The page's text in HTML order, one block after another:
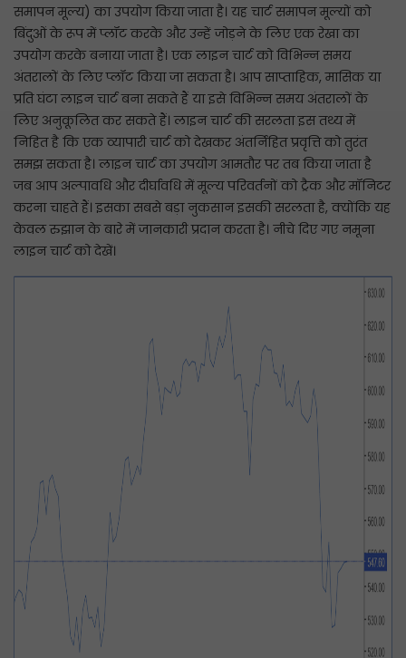
समापन मूल्य) का उपयोग किया जाता है। यह चार्ट समापन मूल्यों को
बिंदुओं के रूप में प्लॉट करके और उन्हें जोड़ने के लिए एक रेखा का
उपयोग करके बनाया जाता है। एक लाइन चार्ट को विभिन्न समय
अंतरालों के लिए प्लॉट किया जा सकता है। आप साप्ताहिक, मासिक या
प्रति घंटा लाइन चार्ट बना सकते हैं या इसे विभिन्न समय अंतरालों के
लिए अनुकूलित कर सकते हैं। लाइन चार्ट की सरलता इस तथ्य में
निहित है कि एक व्यापारी चार्ट को देखकर अंतर्निहित प्रवृत्ति को तुरंत
समझ सकता है। लाइन चार्ट का उपयोग आमतौर पर तब किया जाता है
जब आप अल्पावधि और दीर्घावधि में मूल्य परिवर्तनों को ट्रैक और मॉनिटर
करना चाहते हैं। इसका सबसे बड़ा नुकसान इसकी सरलता है, क्योंकि यह
केवल रुझान के बारे में जानकारी प्रदान करता है। नीचे दिए गए नमूना
लाइन चार्ट को देखें।